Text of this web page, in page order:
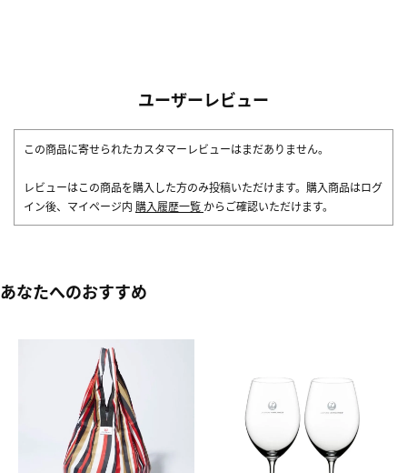
ユーザーレビュー
この商品に寄せられたカスタマーレビューはまだありません。
レビューはこの商品を購入した方のみ投稿いただけます。購入商品はログ
イン後、マイページ内 購入履歴一覧 からご確認いただけます。
あなたへのおすすめ